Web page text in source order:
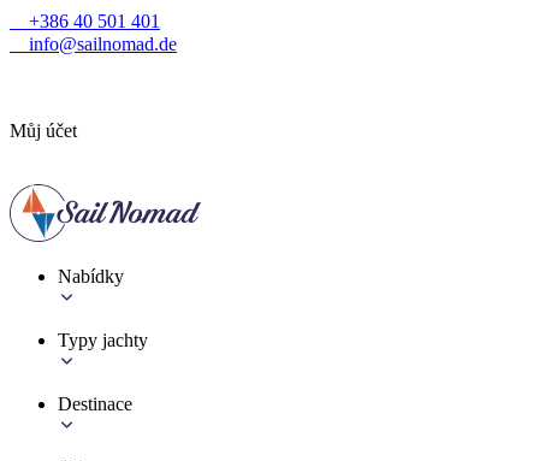
+386 40 501 401
info@sailnomad.de
Můj účet
Nabídky
Typy jachty
Destinace